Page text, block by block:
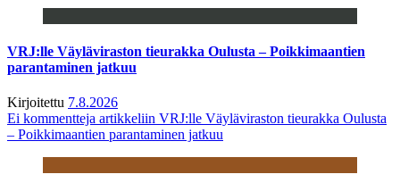
VRJ:lle Väyläviraston tieurakka Oulusta – Poikkimaantien
parantaminen jatkuu
Kirjoitettu 7.8.2026
Ei kommentteja artikkeliin VRJ:lle Väyläviraston tieurakka Oulusta
– Poikkimaantien parantaminen jatkuu